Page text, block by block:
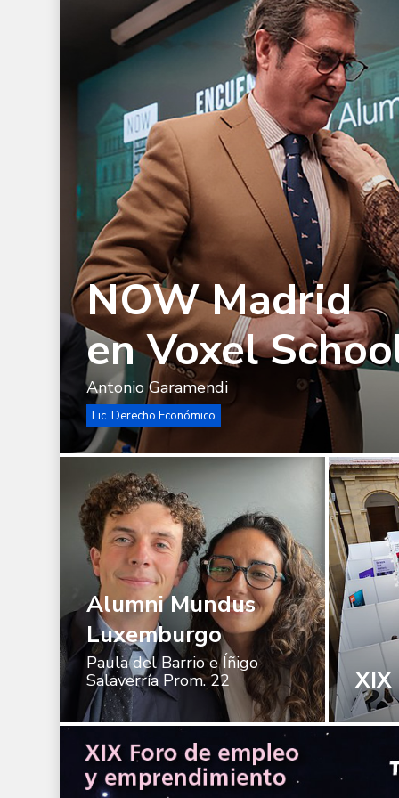
School
NOW Madrid
en Voxel
Antonio Garamendi
Lic. Derecho Económico
Alumni
Luxemburgo
Alumni Mundus
Luxemburgo
Paula del Barrio e Íñigo
Salaverría Prom. 22